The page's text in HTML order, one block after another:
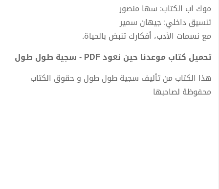
موك اب الكتاب: سها منصور
تنسيق داخلي: جيهان سمير
مع نسمات الأدب، أفكارك تنبض بالحياة.
تحميل كتاب موعدنا حين نعود PDF - سجية طول طول
هذا الكتاب من تأليف سجية طول طول و حقوق الكتاب
محفوظة لصاحبها